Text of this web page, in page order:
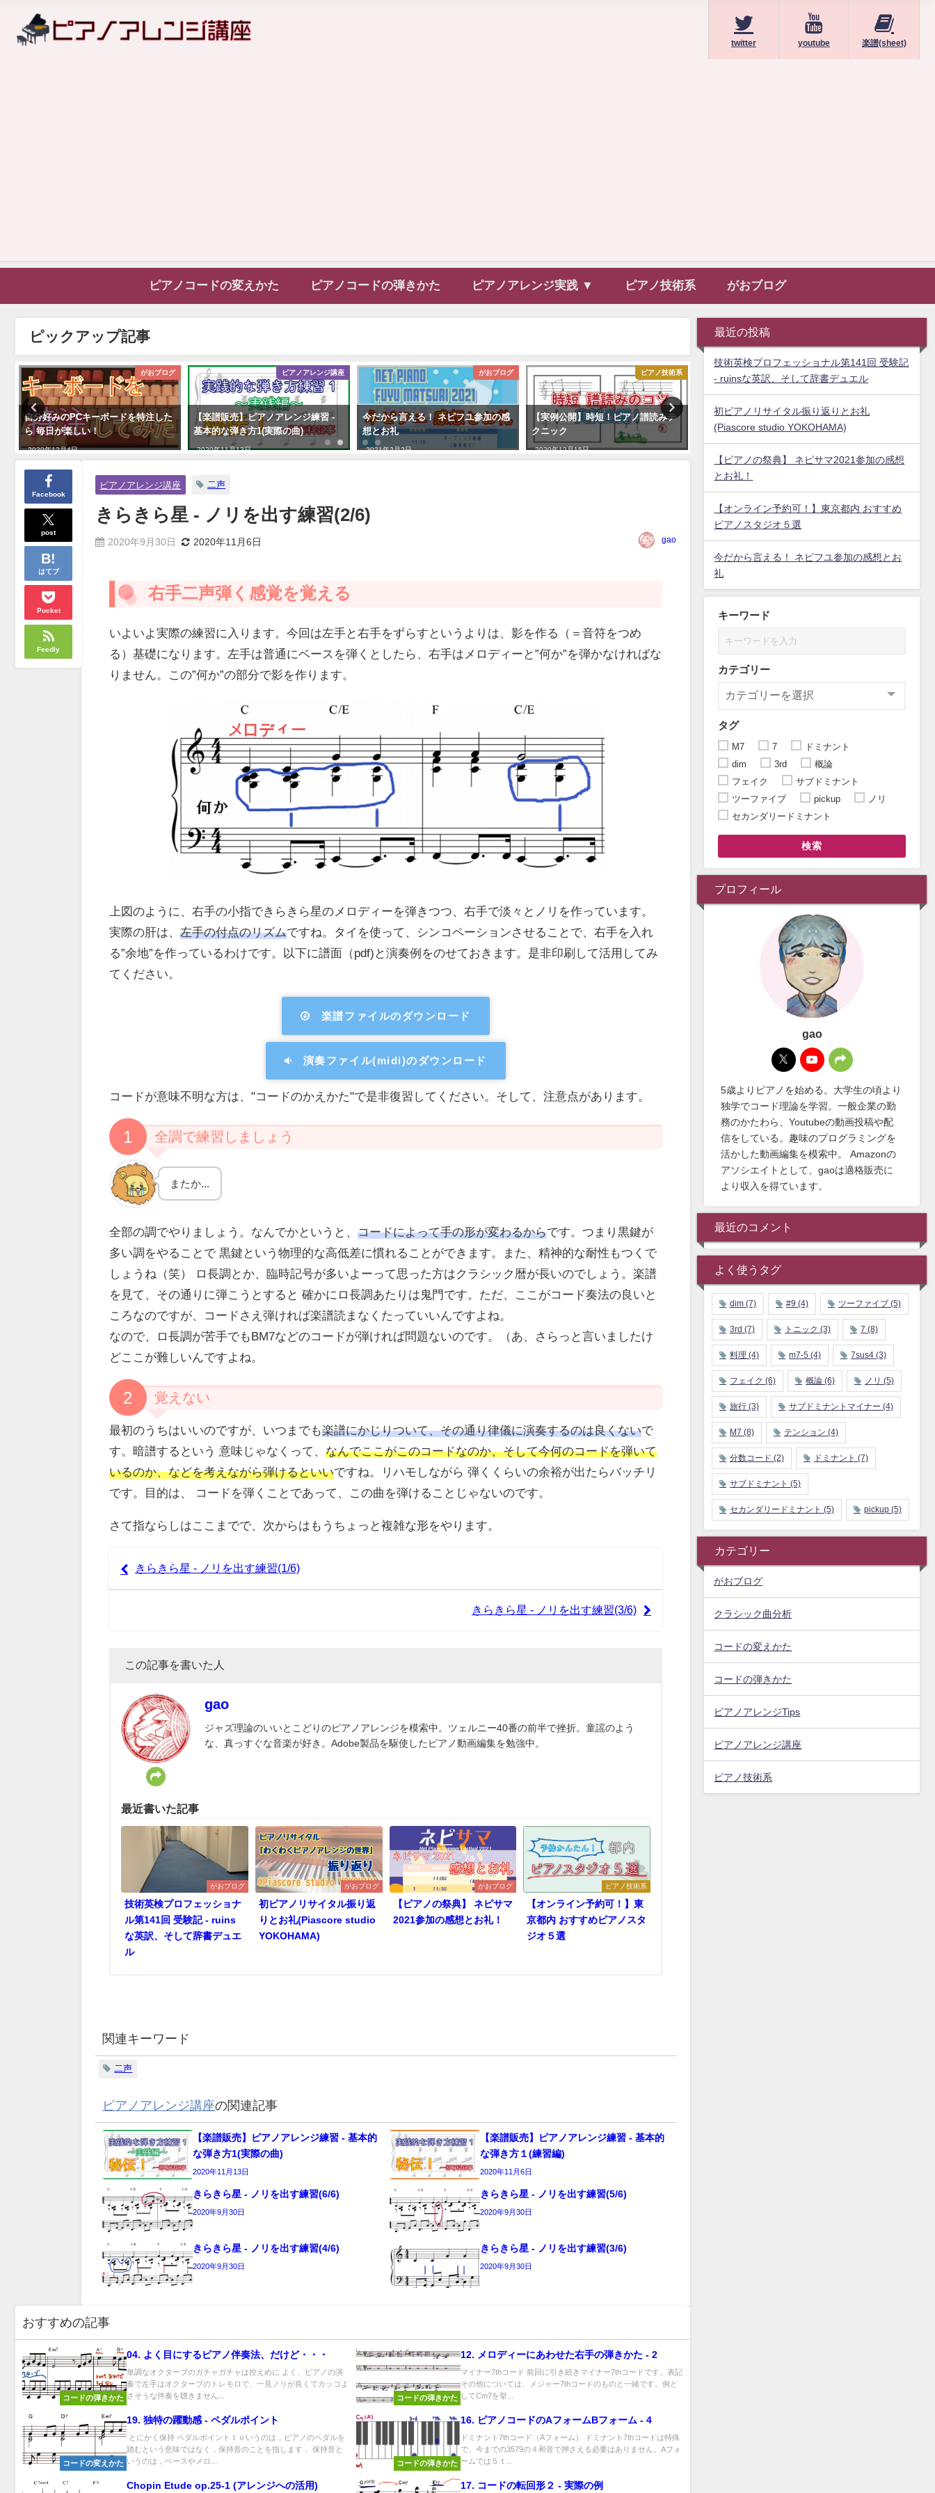
twitter youtube 楽譜(sheet)
ピアノコードの変えかた ピアノコードの弾きかた ピアノアレンジ実践 ▼ ピアノ技術系 がおブログ
ピックアップ記事
がおブログ
自分好みのPCキーボードを特注した
ら 毎日が楽しい！
2020年12月4日
ピアノアレンジ講座
【楽譜販売】ピアノアレンジ練習 -
基本的な弾き方1(実際の曲)
2020年11月13日
がおブログ
今だから言える！ ネピフユ参加の感
想とお礼
2021年2月2日
ピアノ技術系
【実例公開】時短！ピアノ譜読みテ
クニック
2020年12月15日
ピアノアレンジ講座
【楽譜販売】ピアノアレンジ練習 -
基本的な弾き方１(練習編)
自分好みのPC
Facebook
post
はてブ
Pocket
Feedly
ピアノアレンジ講座 二声
きらきら星 - ノリを出す練習(2/6)
2020年9月30日 2020年11月6日 gao
右手二声弾く感覚を覚える
いよいよ実際の練習に入ります。今回は左手と右手をずらすというよりは、影を作る（＝音符をつめ
る）基礎になります。左手は普通にベースを弾くとしたら、右手はメロディーと”何か”を弾かなければな
りません。この”何か”の部分で影を作ります。
上図のように、右手の小指できらきら星のメロディーを弾きつつ、右手で淡々とノリを作っています。
実際の肝は、 左手の付点のリズムですね。タイを使って、シンコペーションさせることで、右手を入れ
る”余地”を作っているわけです。以下に譜面（pdf)と演奏例をのせておきます。是非印刷して活用してみ
てください。
楽譜ファイルのダウンロード
演奏ファイル(midi)のダウンロード
コードが意味不明な方は、"コードのかえかた"で是非復習してください。そして、注意点があります。
1 全調で練習しましょう
またか...
全部の調でやりましょう。なんでかというと、 コードによって手の形が変わるからです。つまり黒鍵が
多い調をやることで 黒鍵という物理的な高低差に慣れることができます。また、精神的な耐性もつくで
しょうね（笑） ロ長調とか、臨時記号が多いよーって思った方はクラシック暦が長いのでしょう。楽譜
を見て、その通りに弾こうとすると 確かにロ長調あたりは鬼門です。ただ、ここがコード奏法の良いと
ころなのですが、コードさえ弾ければ楽譜読まなくたっていいんですよね。
なので、ロ長調が苦手でもBM7などのコードが弾ければ問題ないのです。（あ、さらっと言いましたけ
どここが難しいんですよね。
2 覚えない
最初のうちはいいのですが、いつまでも楽譜にかじりついて、その通り律儀に演奏するのは良くないで
す。暗譜するという 意味じゃなくって、 なんでここがこのコードなのか、そして今何のコードを弾いて
いるのか、などを考えながら弾けるといいですね。リハモしながら 弾くくらいの余裕が出たらバッチリ
です。目的は、 コードを弾くことであって、この曲を弾けることじゃないのです。
さて指ならしはここまでで、次からはもうちょっと複雑な形をやります。
きらきら星 - ノリを出す練習(1/6)
きらきら星 - ノリを出す練習(3/6)
この記事を書いた人
gao
ジャズ理論のいいとこどりのピアノアレンジを模索中。ツェルニー40番の前半で挫折。童謡のよう
な、真っすぐな音楽が好き。Adobe製品を駆使したピアノ動画編集を勉強中。
最近書いた記事
がおブログ
技術英検プロフェッショナ
ル第141回 受験記 - ruins
な英訳、そして辞書デュエ
ル
がおブログ
初ピアノリサイタル振り返
りとお礼(Piascore studio
YOKOHAMA)
がおブログ
【ピアノの祭典】 ネピサマ
2021参加の感想とお礼！
ピアノ技術系
【オンライン予約可！】東
京都内 おすすめピアノスタ
ジオ５選
関連キーワード
二声
ピアノアレンジ講座の関連記事
【楽譜販売】ピアノアレンジ練習 - 基本的
な弾き方1(実際の曲)
2020年11月13日
【楽譜販売】ピアノアレンジ練習 - 基本的
な弾き方１(練習編)
2020年11月6日
きらきら星 - ノリを出す練習(6/6)
2020年9月30日
きらきら星 - ノリを出す練習(5/6)
2020年9月30日
きらきら星 - ノリを出す練習(4/6)
2020年9月30日
きらきら星 - ノリを出す練習(3/6)
2020年9月30日
おすすめの記事
コードの弾きかた
04. よく目にするピアノ伴奏法、だけど・・・
単調なオクターブのガチャガチャは控えめに よく、ピアノの演
奏で左手はオクターブのトレモロで、一見ノリが良くてカッコよ
さそうな伴奏を聴きません...
コードの弾きかた
12. メロディーにあわせた右手の弾きかた - 2
マイナー7thコード 前回に引き続きマイナー7thコードです。表記
その他については、メジャー7thコードのものと一緒です。例と
してCm7を挙...
コードの変えかた
19. 独特の躍動感 - ペダルポイント
とにかく保持 ペダルポイントｔｏいうのは，ピアノのペダルを
踏むという意味ではなく，保持音のことを指します． 保持音と
いうのは，ベースやメロ...
コードの弾きかた
16. ピアノコードのAフォームBフォーム - 4
ドミナント7thコード（Aフォーム） ドミナント7thコードは特殊
で、今までの3579の４和音で押さえる必要はありません。Aフォ
ームでは５ｔ...
Chopin Etude op.25-1 (アレンジへの活用) 17. コードの転回形２ - 実際の例
最近の投稿
技術英検プロフェッショナル第141回 受験記
- ruinsな英訳、そして辞書デュエル
初ピアノリサイタル振り返りとお礼
(Piascore studio YOKOHAMA)
【ピアノの祭典】 ネピサマ2021参加の感想
とお礼！
【オンライン予約可！】東京都内 おすすめ
ピアノスタジオ５選
今だから言える！ ネピフユ参加の感想とお
礼
キーワード
カテゴリー
タグ
M7 7
ドミナント
dim
3rd
概論
フェイク
サブドミナント
ツーファイブ
pickup
ノリ
セカンダリードミナント
検索
プロフィール
gao
5歳よりピアノを始める。大学生の頃より
独学でコード理論を学習。一般企業の勤
務のかたわら、Youtubeの動画投稿や配
信をしている。趣味のプログラミングを
活かした動画編集を模索中。 Amazonの
アソシエイトとして、gaoは適格販売に
より収入を得ています。
最近のコメント
よく使うタグ
dim (7) #9 (4) ツーファイブ (5)
3rd (7) トニック (3) 7 (8)
料理 (4) m7-5 (4) 7sus4 (3)
フェイク (6) 概論 (6) ノリ (5)
旅行 (3) サブドミナントマイナー (4)
M7 (8) テンション (4)
分数コード (2) ドミナント (7)
サブドミナント (5)
セカンダリードミナント (5) pickup (5)
カテゴリー
がおブログ
クラシック曲分析
コードの変えかた
コードの弾きかた
ピアノアレンジTips
ピアノアレンジ講座
ピアノ技術系